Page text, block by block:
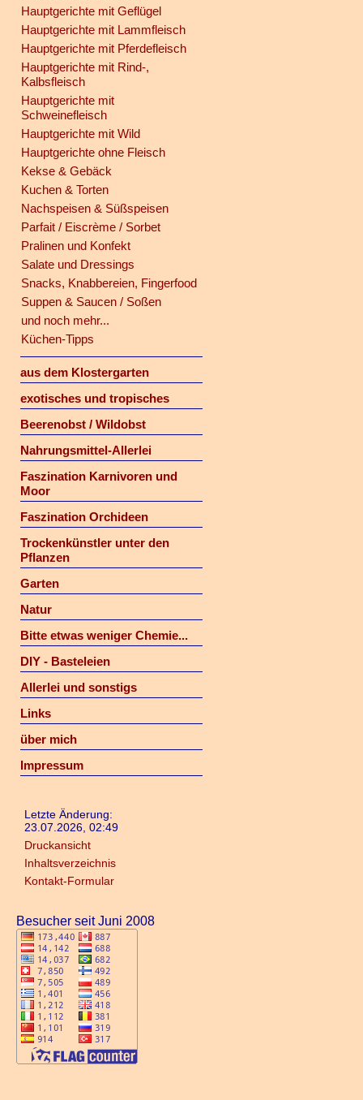
Hauptgerichte mit Geflügel
Hauptgerichte mit Lammfleisch
Hauptgerichte mit Pferdefleisch
Hauptgerichte mit Rind-,
Kalbsfleisch
Hauptgerichte mit
Schweinefleisch
Hauptgerichte mit Wild
Hauptgerichte ohne Fleisch
Kekse & Gebäck
Kuchen & Torten
Nachspeisen & Süßspeisen
Parfait / Eiscrème / Sorbet
Pralinen und Konfekt
Salate und Dressings
Snacks, Knabbereien, Fingerfood
Suppen & Saucen / Soßen
und noch mehr...
Küchen-Tipps
aus dem Klostergarten
exotisches und tropisches
Beerenobst / Wildobst
Nahrungsmittel-Allerlei
Faszination Karnivoren und
Moor
Faszination Orchideen
Trockenkünstler unter den
Pflanzen
Garten
Natur
Bitte etwas weniger Chemie...
DIY - Basteleien
Allerlei und sonstigs
Links
über mich
Impressum
Letzte Änderung:
23.07.2026, 02:49
Druckansicht
Inhaltsverzeichnis
Kontakt-Formular
Besucher seit Juni 2008